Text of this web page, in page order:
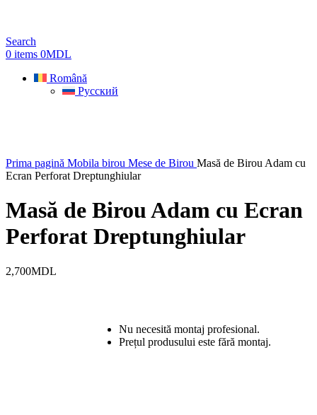
Search
0 items 0MDL
Română
Русский
Prima pagină Mobila birou Mese de Birou Masă de Birou Adam cu
Ecran Perforat Dreptunghiular
Masă de Birou Adam cu Ecran
Perforat Dreptunghiular
2,700MDL
Nu necesită montaj profesional.
Prețul produsului este fără montaj.